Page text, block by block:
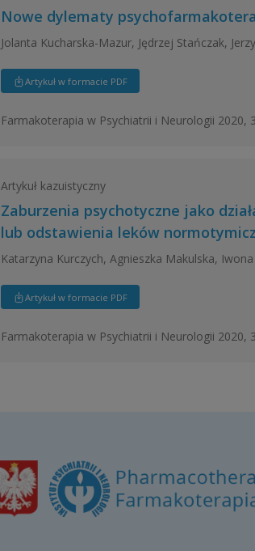
Nowe dylematy
Jolanta Kucharska-Mazur, Jędrzej Stańczak,
Artykuł w formacie PDF
Farmakoterapia w Psychiatrii i Neurologii 2020,
Artykuł kazuistyczny
Zaburzenia psychotyczne jako
lub odstawienia leków
Katarzyna Kurczych, Agnieszka Makulska,
Artykuł w formacie PDF
Farmakoterapia w Psychiatrii i Neurologii 2020,